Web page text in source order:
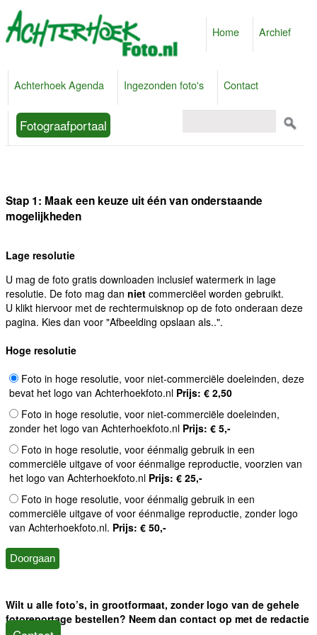
Home Archief
Achterhoek Agenda Ingezonden foto's Contact
Fotograafportaal
Stap 1: Maak een keuze uit één van onderstaande
mogelijkheden
Lage resolutie
U mag de foto gratis downloaden inclusief watermerk in lage
resolutie. De foto mag dan niet commerciëel worden gebruikt.
U klikt hiervoor met de rechtermuisknop op de foto onderaan deze
pagina. Kies dan voor "Afbeelding opslaan als..".
Hoge resolutie
Foto in hoge resolutie, voor niet-commerciële doeleinden, deze
bevat het logo van Achterhoekfoto.nl Prijs: € 2,50
Foto in hoge resolutie, voor niet-commerciële doeleinden,
zonder het logo van Achterhoekfoto.nl Prijs: € 5,-
Foto in hoge resolutie, voor éénmalig gebruik in een
commerciële uitgave of voor éénmalige reproductie, voorzien van
het logo van Achterhoekfoto.nl Prijs: € 25,-
Foto in hoge resolutie, voor éénmalig gebruik in een
commerciële uitgave of voor éénmalige reproductie, zonder logo
van Achterhoekfoto.nl. Prijs: € 50,-
Wilt u alle foto’s, in grootformaat, zonder logo van de gehele
fotoreportage bestellen? Neem dan contact op met de redactie